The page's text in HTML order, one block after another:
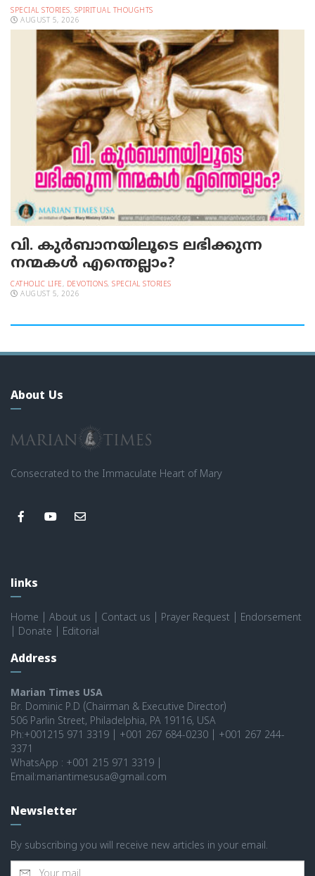
SPECIAL STORIES, SPIRITUAL THOUGHTS
AUGUST 5, 2026
വി. കുര്‍ബാനയിലൂടെ ലഭിക്കുന്ന
നന്മകള്‍ എന്തെല്ലാം?
CATHOLIC LIFE, DEVOTIONS, SPECIAL STORIES
AUGUST 5, 2026
About Us
Consecrated to the Immaculate Heart of Mary
links
Home About us Contact us Prayer Request
Endorsement
Donate Editorial
Address
Marian Times USA
Br. Dominic P.D (Chairman & Executive Director)
506 Parlin Street, Philadelphia, PA 19116, USA
Ph:+001215 971 3319 | +001 267 684-0230 | +001 267 244-
3371
WhatsApp : +001 215 971 3319 |
Email:mariantimesusa@gmail.com
Newsletter
By subscribing you will receive new articles in your email.